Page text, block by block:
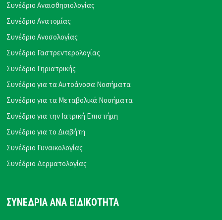
Συνέδριο Αναισθησιολογίας
Συνέδριο Ανατομίας
Συνέδριο Ανοσολογίας
Συνέδριο Γαστρεντερολογίας
Συνέδριο Γηριατρικής
Συνέδριο για τα Αυτοάνοσα Νοσήματα
Συνέδριο για τα Μεταβολικά Νοσήματα
Συνέδριο για την Ιατρική Επιστήμη
Συνέδριο για το Διαβήτη
Συνέδριο Γυναικολογίας
Συνέδριο Δερματολογίας
ΣΥΝΕΔΡΙΑ ΑΝΑ ΕΙΔΙΚΟΤΗΤΑ